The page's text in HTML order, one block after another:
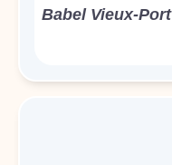
Babel Vieux-Port